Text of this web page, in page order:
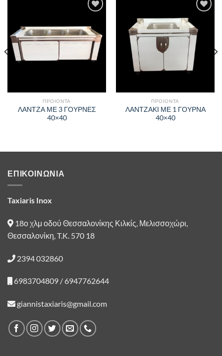
Πρόσθήκη
στην λίστα
επιθυμιών
ΠΡΟΙΟΝΤΑ
ΛΑΝΤΖΑ ΜΕ 3 ΓΟΥΡΝΕΣ
40×40
Πρόσθήκη
στην λίστα
επιθυμιών
ΠΡΟΙΟΝΤΑ
ΛΑΝΤΖΑΚΙ ΜΕ 1 ΓΟΥΡΝΑ
40×40
ΕΠΙΚΟΙΝΩΝΙΑ
Taxiaris Inox
18ο χλμ οδού Θεσσαλονίκης Κιλκίς, Μελισσοχώρι,
Θεσσαλονίκη, T.K. 570 18
2394 032860
6983704809 / 6947762644
giannistaxiaris@gmail.com